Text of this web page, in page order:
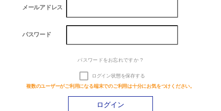
お問い合わせ
お任せください
風呂設計.com
メールアドレス
パスワード
パスワードをお忘れですか ?
ログイン状態を保存する
複数のユーザーがご利用になる端末でのご利用は十分にお気をつけください。